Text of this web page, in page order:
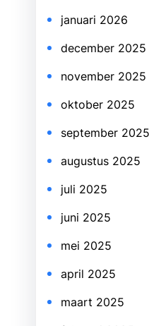
januari 2026
december 2025
november 2025
oktober 2025
september 2025
augustus 2025
juli 2025
juni 2025
mei 2025
april 2025
maart 2025